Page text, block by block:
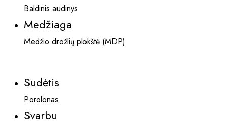
Baldinis audinys
Medžiaga
Medžio drožlių plokštė (MDP)
Sudėtis
Porolonas
Svarbu